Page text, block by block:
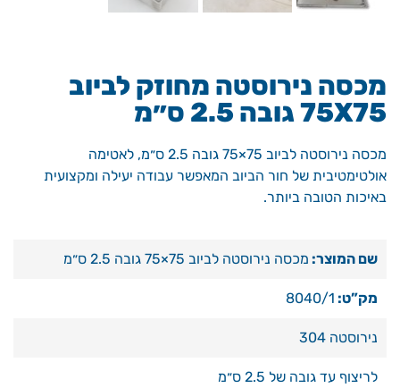
מכסה נירוסטה מחוזק לביוב
75X75 גובה 2.5 ס״מ
מכסה נירוסטה לביוב 75×75 גובה 2.5 ס״מ, לאטימה
אולטימטיבית של חור הביוב המאפשר עבודה יעילה ומקצועית
באיכות הטובה ביותר.
שם המוצר: מכסה נירוסטה לביוב 75×75 גובה 2.5 ס״מ
מק”ט: 8040/1
נירוסטה 304
לריצוף עד גובה של 2.5 ס״מ